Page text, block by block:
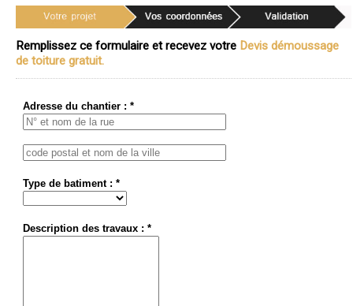
Remplissez ce formulaire et recevez votre Devis démoussage
de toiture gratuit.
Adresse du chantier : *
Type de batiment : *
Description des travaux : *